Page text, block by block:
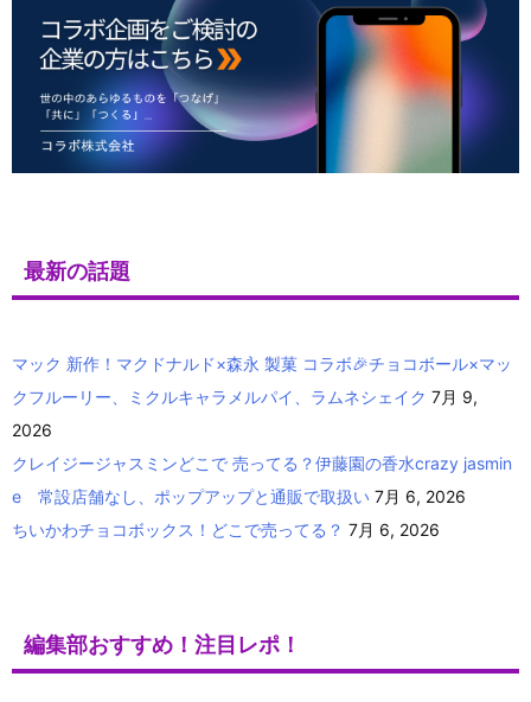
最新の話題
マック 新作！マクドナルド×森永 製菓 コラボ🎉チョコボール×マッ
クフルーリー、ミクルキャラメルパイ、ラムネシェイク 7月 9,
2026
クレイジージャスミンどこで 売ってる？伊藤園の香水crazy jasmin
e 常設店舗なし、ポップアップと通販で取扱い 7月 6, 2026
ちいかわチョコボックス！どこで売ってる？ 7月 6, 2026
編集部おすすめ！注目レポ！